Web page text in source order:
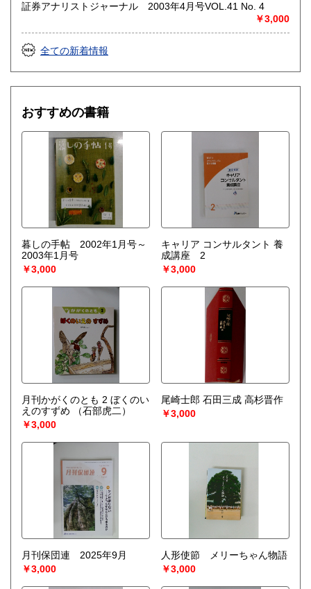
証券アナリストジャーナル 2003年4月号VOL.41 No. 4
￥3,000
全ての新着情報
おすすめの書籍
暮しの手帖 2002年1月号～
2003年1月号
￥3,000
キャリア コンサルタント 養
成講座 2
￥3,000
月刊かがくのとも 2 ぼくのい
えのすずめ
（石部虎二）
￥3,000
尾崎士郎 石田三成 高杉晋作
￥3,000
月刊保団連 2025年9月
￥3,000
人形使節 メリーちゃん物語
￥3,000